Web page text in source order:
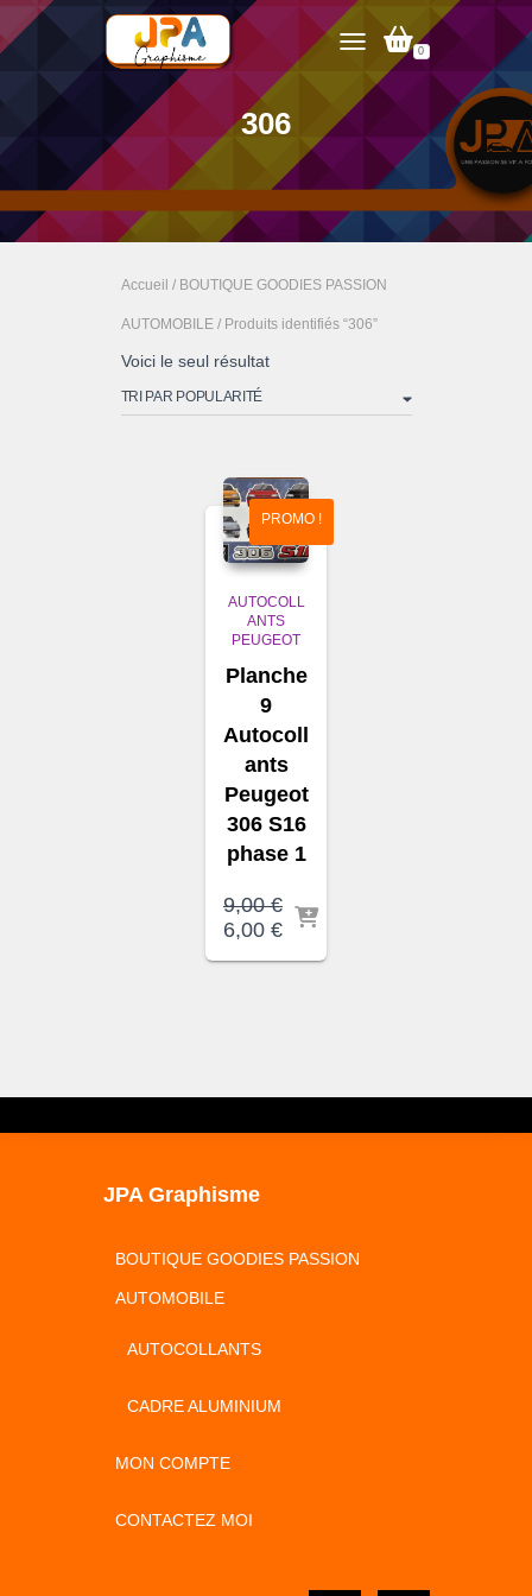
TOGGLE NAVIGATION
0
306
Accueil / BOUTIQUE GOODIES PASSION
AUTOMOBILE/ Produits identifiés “306”
Voici le seul résultat
PROMO !
AUTOCOLL
ANTS
PEUGEOT
Planche
9
Autocoll
ants
Peugeot
306 S16
phase 1
9,00€
Le
6,00 €Le
JPA Graphisme
BOUTIQUE GOODIES PASSION
AUTOMOBILE
AUTOCOLLANTS
CADRE ALUMINIUM
MON COMPTE
CONTACTEZ MOI